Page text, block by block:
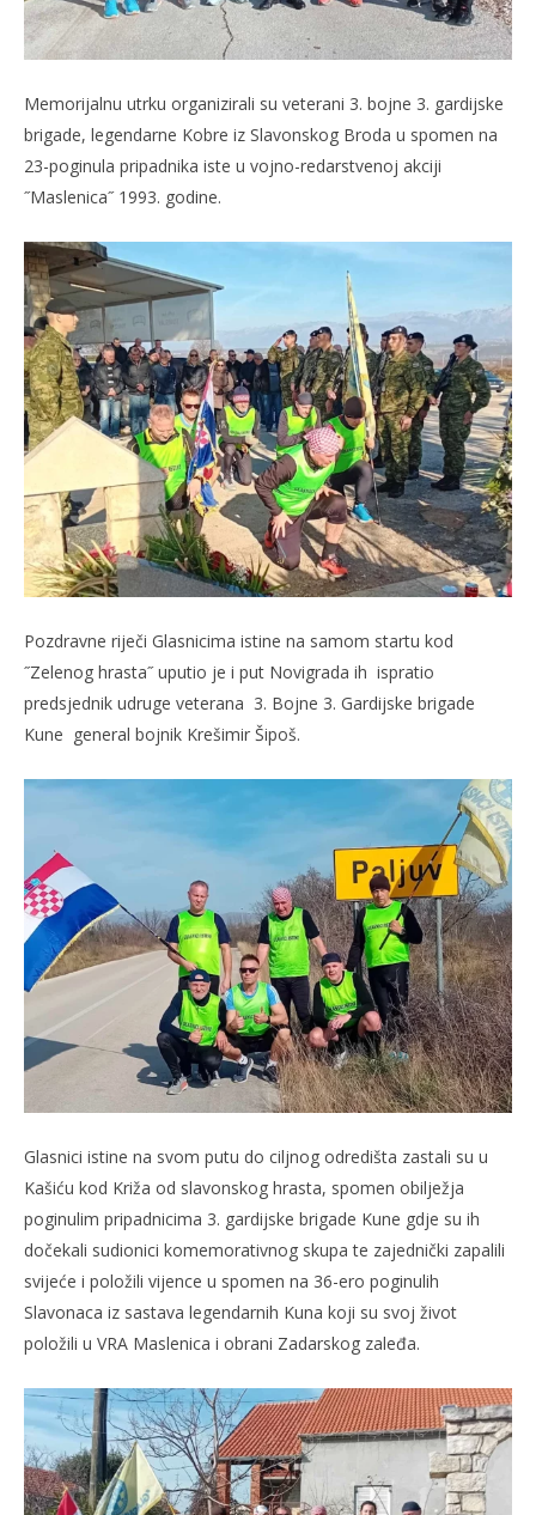
Memorijalnu utrku organizirali su veterani 3. bojne 3. gardijske
brigade, legendarne Kobre iz Slavonskog Broda u spomen na
23-poginula pripadnika iste u vojno-redarstvenoj akciji
˝Maslenica˝ 1993. godine.
Pozdravne riječi Glasnicima istine na samom startu kod
˝Zelenog hrasta˝ uputio je i put Novigrada ih ispratio
predsjednik udruge veterana 3. Bojne 3. Gardijske brigade
Kune general bojnik Krešimir Šipoš.
Glasnici istine na svom putu do ciljnog odredišta zastali su u
Kašiću kod Križa od slavonskog hrasta, spomen obilježja
poginulim pripadnicima 3. gardijske brigade Kune gdje su ih
dočekali sudionici komemorativnog skupa te zajednički zapalili
svijeće i položili vijence u spomen na 36-ero poginulih
Slavonaca iz sastava legendarnih Kuna koji su svoj život
položili u VRA Maslenica i obrani Zadarskog zaleđa.